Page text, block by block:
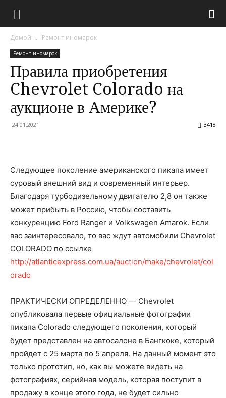
Домой Ремонт иномарок
Ремонт иномарок
Правила приобретения
Chevrolet Colorado на
аукционе в Америке?
24.01.2021 3418
Следующее поколение американского пикапа имеет
суровый внешний вид и современный интерьер.
Благодаря турбодизельному двигателю 2,8 он также
может прибыть в Россию, чтобы составить
конкуренцию Ford Ranger и Volkswagen Amarok. Если
вас заинтересовало, то вас ждут автомобили Chevrolet
COLORADO по ссылке
http://atlanticexpress.com.ua/auction/make/chevrolet/col
orado
ПРАКТИЧЕСКИ ОПРЕДЕЛЕННО — Chevrolet
опубликовала первые официальные фотографии
пикапа Colorado следующего поколения, который
будет представлен на автосалоне в Бангкоке, который
пройдет с 25 марта по 5 апреля. На данный момент это
только прототип, но, как вы можете видеть на
фотографиях, серийная модель, которая поступит в
продажу в конце этого года, не будет сильно